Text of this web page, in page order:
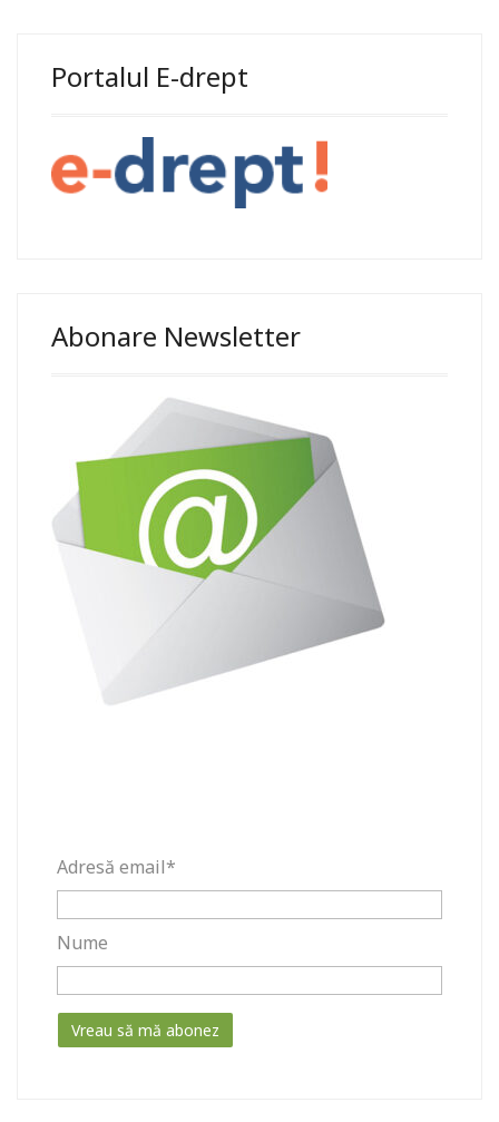
Portalul E-drept
Abonare Newsletter
Adresă email*
Nume